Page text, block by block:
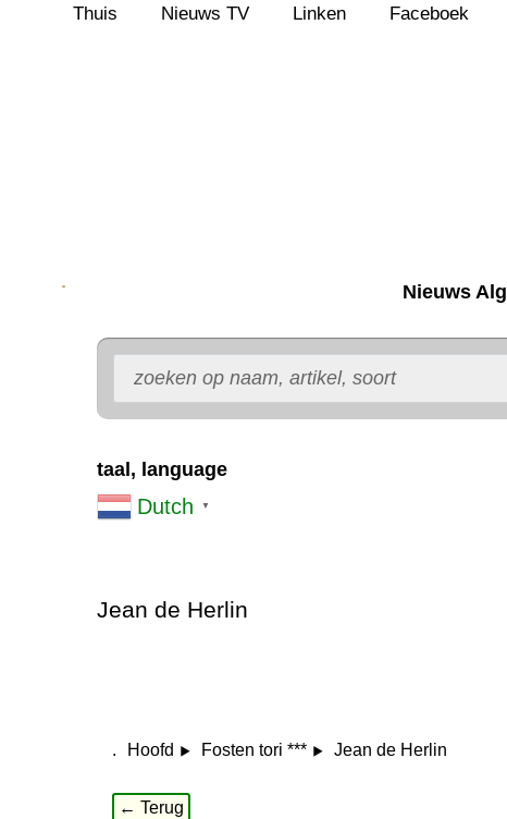
Thuis Nieuws TV Linken Faceboek
Nieuws Alg
taal, language
Dutch ▼
Jean de Herlin
. Hoofd Fosten tori *** Jean de Herlin
← Terug